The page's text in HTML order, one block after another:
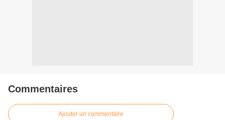
Commentaires
Ajouter un commentaire